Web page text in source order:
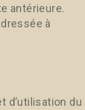
antérieure.
à
d’utilisation du